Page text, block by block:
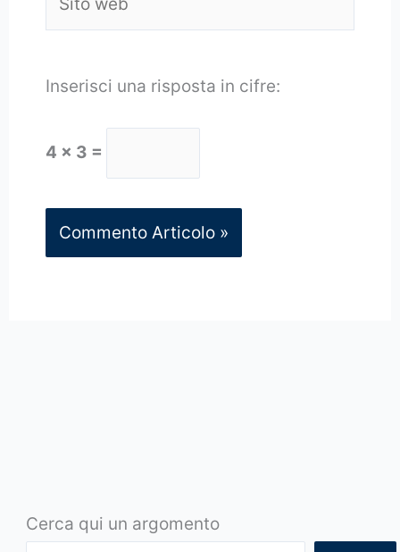
web
Inserisci una risposta in cifre:
4 × 3 =
Cerca qui un argomento